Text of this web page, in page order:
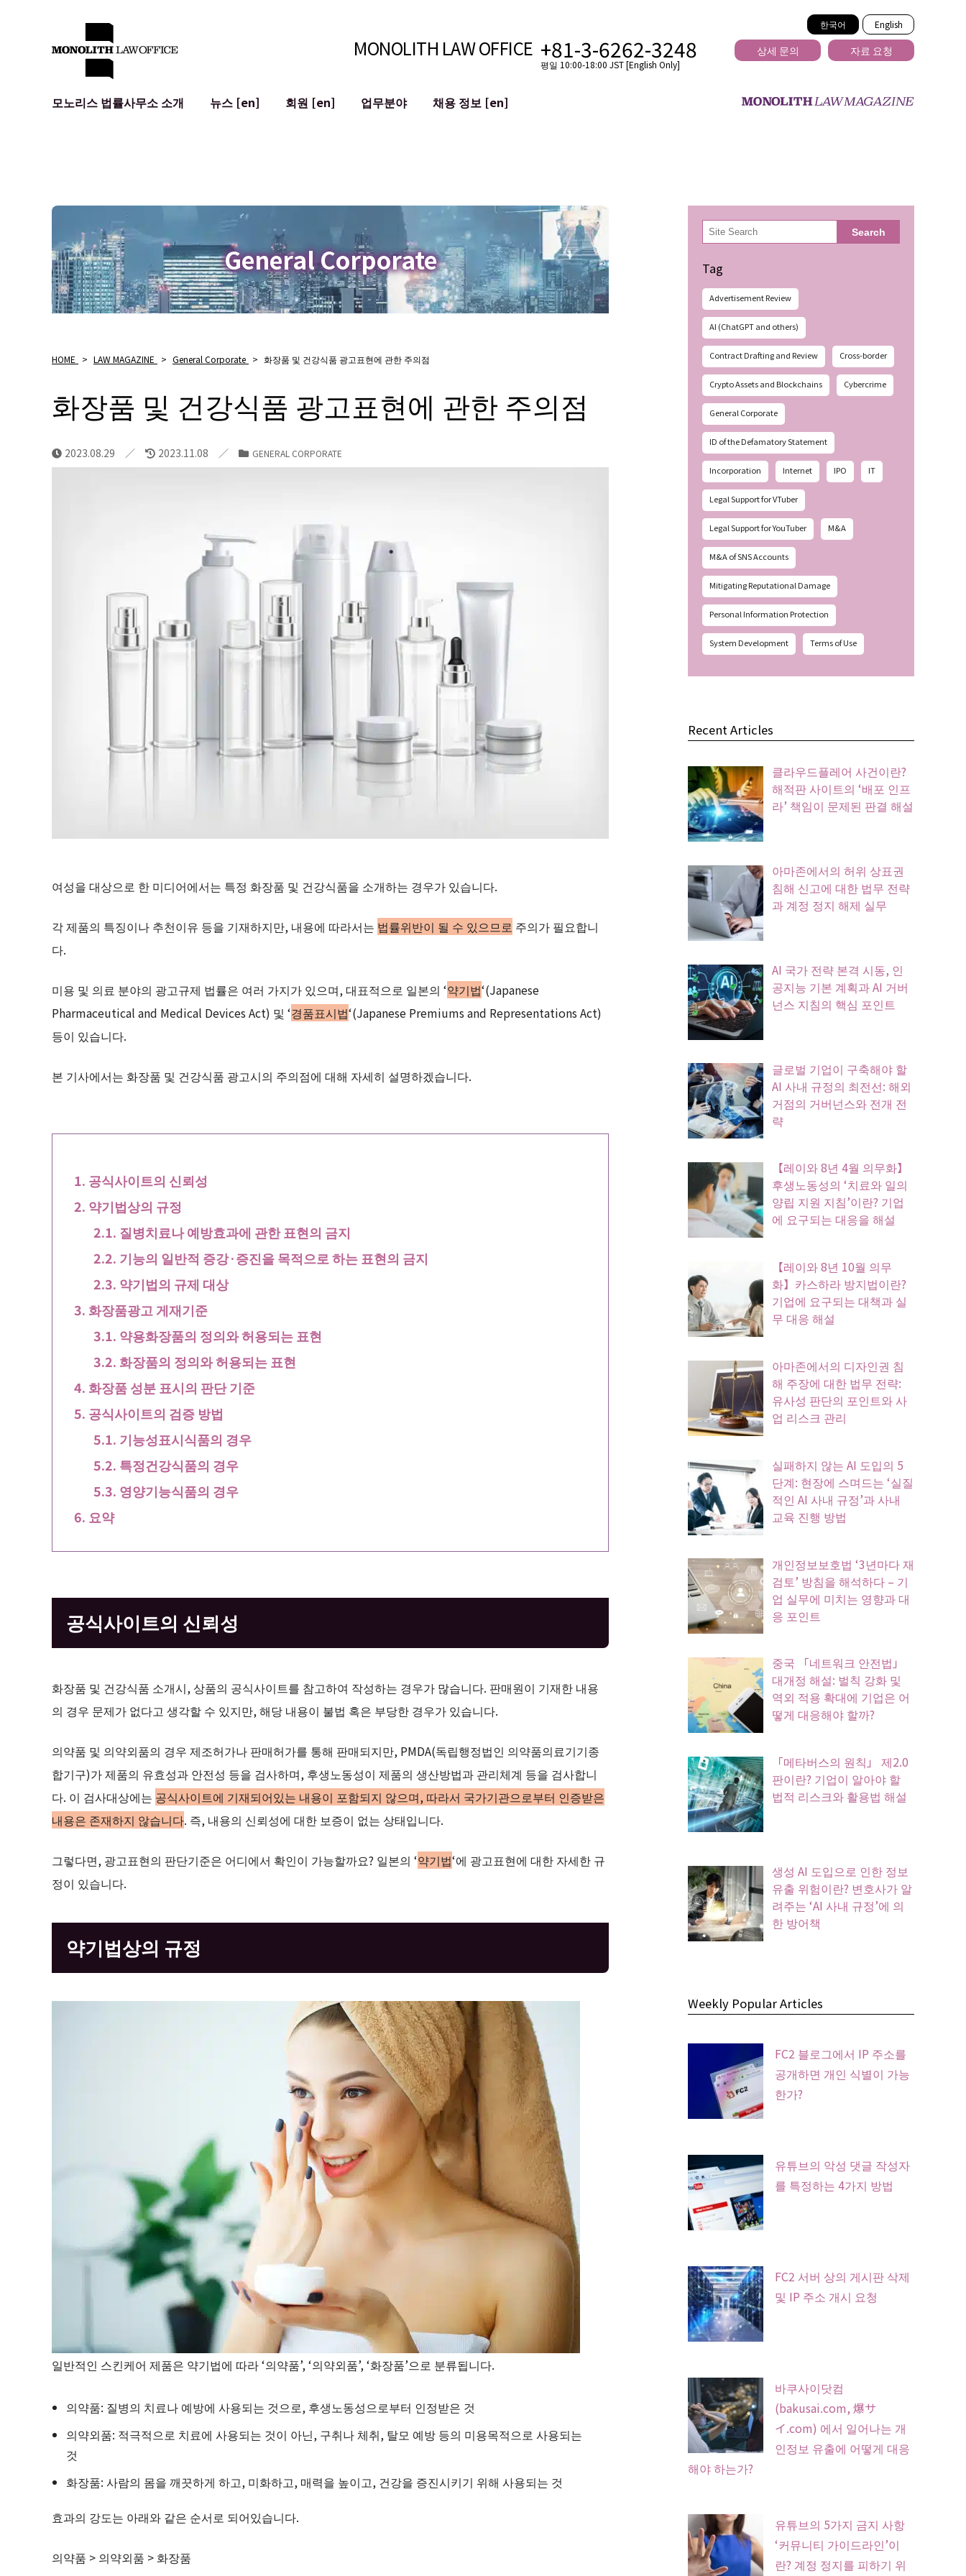
한국어 English
MONOLITH LAW OFFICE +81-3-6262-3248
평일 10:00-18:00 JST [English Only]
상세 문의 자료 요청
모노리스 법률사무소 소개
뉴스 [en] 회원 [en]
업무분야
개인정보 보호
광고 리뷰
사이버 범죄
평판 손상 완화
명예훼손 발언의 ID
채용 정보 [en]
General Corporate
HOME > LAW MAGAZINE > General Corporate > 화장품 및 건강식품 광고표현에 관한 주의점
화장품 및 건강식품 광고표현에 관한 주의점
2023.08.29 2023.11.08 GENERAL CORPORATE
여성을 대상으로 한 미디어에서는 특정 화장품 및 건강식품을 소개하는 경우가 있습니다.
각 제품의 특징이나 추천이유 등을 기재하지만, 내용에 따라서는 법률위반이 될 수 있으므로 주의가 필요합니
다.
미용 및 의료 분야의 광고규제 법률은 여러 가지가 있으며, 대표적으로 일본의 ‘약기법‘(Japanese
Pharmaceutical and Medical Devices Act) 및 ‘경품표시법‘(Japanese Premiums and Representations Act)
등이 있습니다.
본 기사에서는 화장품 및 건강식품 광고시의 주의점에 대해 자세히 설명하겠습니다.
공식사이트의 신뢰성
약기법상의 규정
질병치료나 예방효과에 관한 표현의 금지
기능의 일반적 증강·증진을 목적으로 하는 표현의 금지
약기법의 규제 대상
화장품광고 게재기준
약용화장품의 정의와 허용되는 표현
화장품의 정의와 허용되는 표현
화장품 성분 표시의 판단 기준
공식사이트의 검증 방법
기능성표시식품의 경우
특정건강식품의 경우
영양기능식품의 경우
요약
공식사이트의 신뢰성
화장품 및 건강식품 소개시, 상품의 공식사이트를 참고하여 작성하는 경우가 많습니다. 판매원이 기재한 내용
의 경우 문제가 없다고 생각할 수 있지만, 해당 내용이 불법 혹은 부당한 경우가 있습니다.
의약품 및 의약외품의 경우 제조허가나 판매허가를 통해 판매되지만, PMDA(독립행정법인 의약품의료기기종
합기구)가 제품의 유효성과 안전성 등을 검사하며, 후생노동성이 제품의 생산방법과 관리체계 등을 검사합니
다. 이 검사대상에는 공식사이트에 기재되어있는 내용이 포함되지 않으며, 따라서 국가기관으로부터 인증받은
내용은 존재하지 않습니다. 즉, 내용의 신뢰성에 대한 보증이 없는 상태입니다.
그렇다면, 광고표현의 판단기준은 어디에서 확인이 가능할까요? 일본의 ‘약기법‘에 광고표현에 대한 자세한 규
정이 있습니다.
약기법상의 규정
일반적인 스킨케어 제품은 약기법에 따라 ‘의약품’, ‘의약외품’, ‘화장품’으로 분류됩니다.
의약품: 질병의 치료나 예방에 사용되는 것으로, 후생노동성으로부터 인정받은 것
의약외품: 적극적으로 치료에 사용되는 것이 아닌, 구취나 체취, 탈모 예방 등의 미용목적으로 사용되는
것
화장품: 사람의 몸을 깨끗하게 하고, 미화하고, 매력을 높이고, 건강을 증진시키기 위해 사용되는 것
효과의 강도는 아래와 같은 순서로 되어있습니다.
의약품 > 의약외품 > 화장품
検
索 Search
Tag
Advertisement Review
AI (ChatGPT and others)
Contract Drafting and Review Cross-border
Crypto Assets and Blockchains Cybercrime
General Corporate
ID of the Defamatory Statement
Incorporation Internet IPO IT
Legal Support for VTuber
Legal Support for YouTuber M&A
M&A of SNS Accounts
Mitigating Reputational Damage
Personal Information Protection
System Development Terms of Use
Recent Articles
클라우드플레어 사건이란?
해적판 사이트의 ‘배포 인프
라’ 책임이 문제된 판결 해설
아마존에서의 허위 상표권
침해 신고에 대한 법무 전략
과 계정 정지 해제 실무
AI 국가 전략 본격 시동, 인
공지능 기본 계획과 AI 거버
넌스 지침의 핵심 포인트
글로벌 기업이 구축해야 할
AI 사내 규정의 최전선: 해외
거점의 거버넌스와 전개 전
략
【레이와 8년 4월 의무화】
후생노동성의 ‘치료와 일의
양립 지원 지침’이란? 기업
에 요구되는 대응을 해설
【레이와 8년 10월 의무
화】카스하라 방지법이란?
기업에 요구되는 대책과 실
무 대응 해설
아마존에서의 디자인권 침
해 주장에 대한 법무 전략:
유사성 판단의 포인트와 사
업 리스크 관리
실패하지 않는 AI 도입의 5
단계: 현장에 스며드는 ‘실질
적인 AI 사내 규정’과 사내
교육 진행 방법
개인정보보호법 ‘3년마다 재
검토’ 방침을 해석하다 – 기
업 실무에 미치는 영향과 대
응 포인트
중국 「네트워크 안전법」
대개정 해설: 벌칙 강화 및
역외 적용 확대에 기업은 어
떻게 대응해야 할까?
「메타버스의 원칙」 제2.0
판이란? 기업이 알아야 할
법적 리스크와 활용법 해설
생성 AI 도입으로 인한 정보
유출 위험이란? 변호사가 알
려주는 ‘AI 사내 규정’에 의
한 방어책
Weekly Popular Articles
FC2 블로그에서 IP 주소를
공개하면 개인 식별이 가능
한가?
유튜브의 악성 댓글 작성자
를 특정하는 4가지 방법
FC2 서버 상의 게시판 삭제
및 IP 주소 개시 요청
바쿠사이닷컴
(bakusai.com, 爆サ
イ.com) 에서 일어나는 개
인정보 유출에 어떻게 대응
해야 하는가?
유튜브의 5가지 금지 사항
‘커뮤니티 가이드라인’이
란? 계정 정지를 피하기 위